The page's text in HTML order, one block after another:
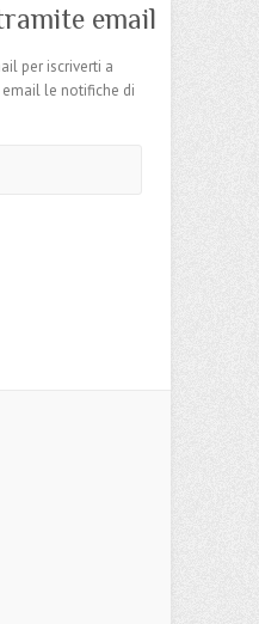
email
per iscriverti a
le notifiche di